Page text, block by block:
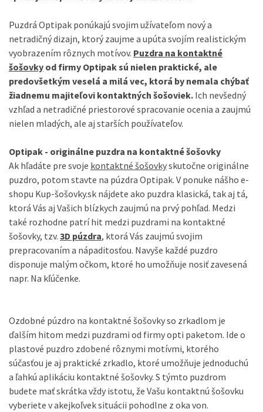
Puzdrá Optipak ponúkajú svojim užívateľom nový a
netradičný dizajn, ktorý zaujme a upúta svojím realistickým
vyobrazením rôznych motívov. Puzdra na kontaktné
šošovky od firmy Optipak sú nielen praktické, ale
predovšetkým veselá a milá vec, ktorá by nemala chýbať
žiadnemu majiteľovi kontaktných šošoviek. Ich nevšedný
vzhľad a netradičné priestorové spracovanie ocenia a zaujmú
nielen mladých, ale aj starších používateľov.
Optipak - originálne puzdra na kontaktné šošovky
Ak hľadáte pre svoje kontaktné šošovkyskutočne originálne
puzdro, potom stavte na púzdra Optipak. V ponuke nášho e-
shopu Kup-šošovky.sk nájdete ako puzdra klasická, tak aj tá,
ktorá Vás aj Vašich blízkych zaujmú na prvý pohľad. Medzi
také rozhodne patrí hit medzi puzdrami na kontaktné
šošovky, tzv. 3D púzdra, ktorá Vás zaujmú svojim
prepracovaním a nápaditosťou. Navyše každé puzdro
disponuje malým očkom, ktoré ho umožňuje nosiť zavesená
napr. Na kľúčenke.
Ozdobné púzdro na kontaktné šošovky so zrkadlom je
ďalším hitom medzi puzdrami od firmy opti paketom. Ide o
plastové puzdro zdobené rôznymi motívmi, ktorého
súčasťou je aj praktické zrkadlo, ktoré umožňuje jednoduchú
a ľahkú aplikáciu kontaktné šošovky. S týmto puzdrom
budete mať skrátka vždy istotu, že Vašu kontaktnú šošovku
vyberiete v akejkoľvek situácii pohodlne z oka von.